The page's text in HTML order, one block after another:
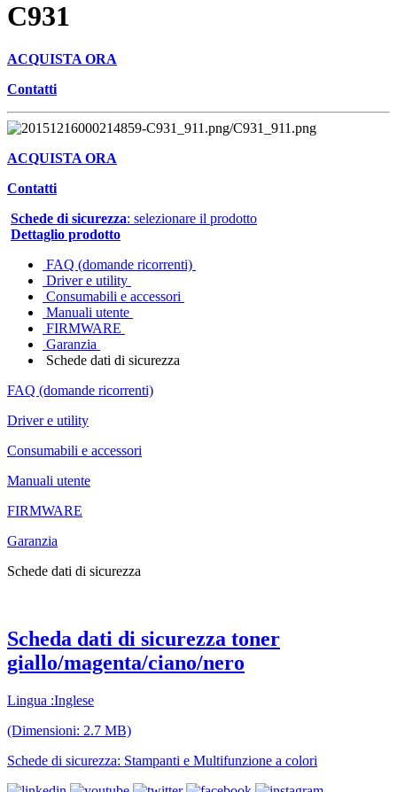
C931
ACQUISTA ORA
Contatti
ACQUISTA ORA
Contatti
Schede di sicurezza: selezionare il prodotto
Dettaglio prodotto
FAQ (domande ricorrenti)
Driver e utility
Consumabili e accessori
Manuali utente
FIRMWARE
Garanzia
Schede dati di sicurezza
FAQ (domande ricorrenti)
Driver e utility
Consumabili e accessori
Manuali utente
FIRMWARE
Garanzia
Schede dati di sicurezza
Scheda dati di sicurezza toner
giallo/magenta/ciano/nero
Lingua :Inglese
(Dimensioni: 2.7 MB)
Schede di sicurezza: Stampanti e Multifunzione a colori